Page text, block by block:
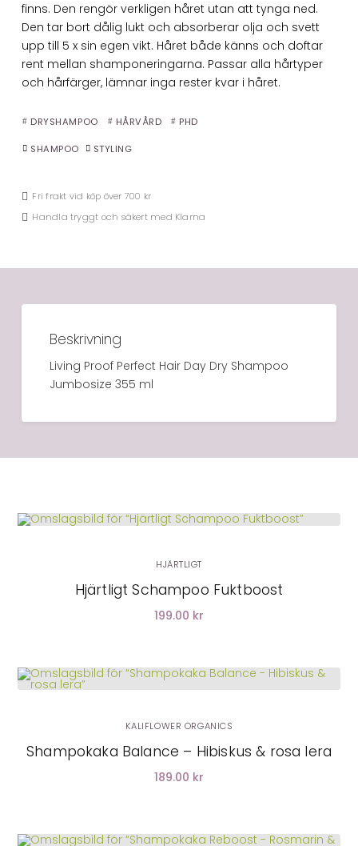
finns. Den rengör verkligen håret utan att tynga ned.
Den tar bort dålig lukt och absorberar olja och svett
upp till 5 x sin egen vikt. Håret både känns och doftar
rent mellan shamponeringarna. Passar alla hårtyper
och hårfärger, lämnar inga rester kvar i håret.
DRYSHAMPOO HÅRVÅRD PHD
SHAMPOO STYLING
Fri frakt vid köp över 700 kr
Handla tryggt och säkert med Klarna
Beskrivning
Living Proof Perfect Hair Day Dry Shampoo
Jumbosize 355 ml
LÄGG I VARUKORG
HJÄRTLIGT
Hjärtligt Schampoo Fuktboost
199.00 kr
LÄGG I VARUKORG
KALIFLOWER ORGANICS
Shampokaka Balance – Hibiskus & rosa lera
189.00 kr